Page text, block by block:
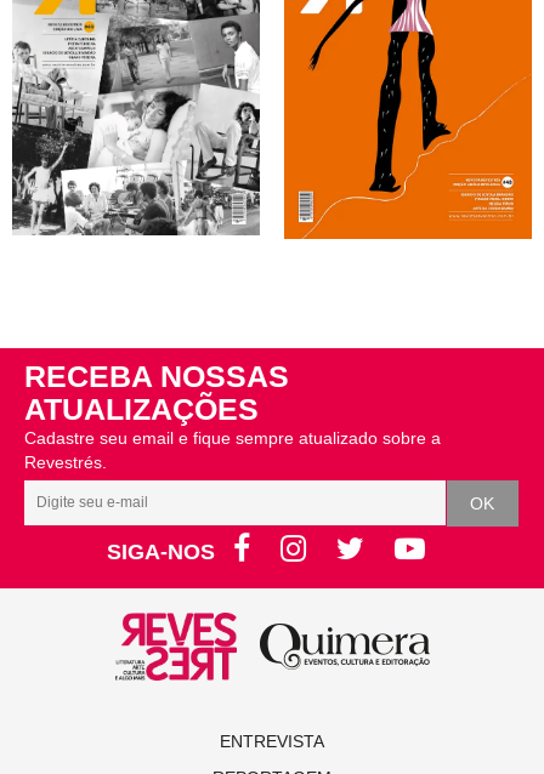
RECEBA NOSSAS
ATUALIZAÇÕES
Cadastre seu email e fique sempre atualizado sobre a
Revestrés.
SIGA-NOS
ENTREVISTA